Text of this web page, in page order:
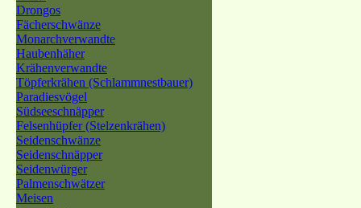
Drongos
Fächerschwänze
Monarchverwandte
Haubenhäher
Krähenverwandte
Töpferkrähen (Schlammnestbauer)
Paradiesvögel
Südseeschnäpper
Felsenhüpfer (Stelzenkrähen)
Seidenschwänze
Seidenschnäpper
Seidenwürger
Palmenschwätzer
Meisen